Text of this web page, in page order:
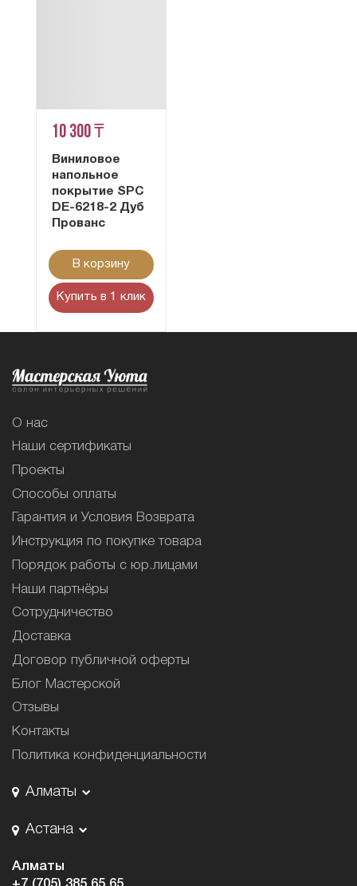
10 300 ₸
Виниловое
напольное
покрытие SPC
DE-6218-2 Дуб
Прованс
В корзину
Купить в 1 клик
О нас
Наши сертификаты
Проекты
Способы оплаты
Гарантия и Условия Возврата
Инструкция по покупке товара
Порядок работы с юр.лицами
Наши партнёры
Сотрудничество
Доставка
Договор публичной оферты
Блог Мастерской
Отзывы
Контакты
Политика конфиденциальности
Алматы
Астана
Алматы